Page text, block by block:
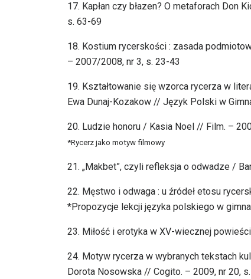
17. Kapłan czy błazen? O metaforach Don
s. 63-69
18. Kostium rycerskości : zasada
– 2007/2008, nr 3, s. 23-43
19. Kształtowanie się wzorca rycerza w
Ewa Dunaj-Kozakow // Język Polski w
20. Ludzie honoru / Kasia Noel // Film. –
*Rycerz jako motyw filmowy
21. „Makbet”, czyli refleksja o odwadze /
22. Męstwo i odwaga : u źródeł etosu
*Propozycje lekcji języka polskiego w
23. Miłość i erotyka w XV-wiecznej
24. Motyw rycerza w wybranych tekstach
Dorota Nosowska // Cogito. – 2009, nr 20,